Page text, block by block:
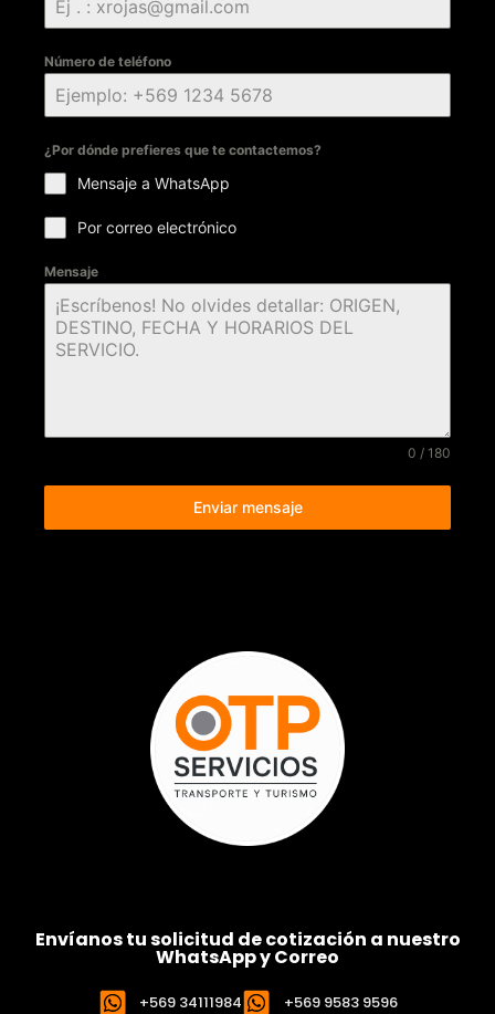
Número de teléfono
¿Por dónde prefieres que te contactemos?
Mensaje a WhatsApp
Por correo electrónico
Mensaje
0 / 180
Enviar mensaje
Envíanos tu solicitud de cotización a nuestro
WhatsApp y Correo
+569 34111984 +569 9583 9596